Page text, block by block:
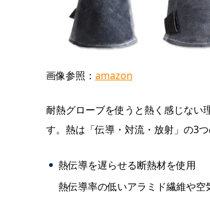
画像参照： amazon
耐熱グローブを使うと熱く感じない
す。熱は「伝導・対流・放射」の3
熱伝導を遅らせる断熱材を使用
熱伝導率の低いアラミド繊維や空